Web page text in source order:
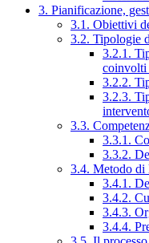
3. Pianificazione,
3.1. Obiettivi
3.2. Tipologie
3.2.1.
coinvolti
3.2.2.
3.2.3.
3.3.
3.3.1.
3.3.2.
3.4. Metodo di
3.4.1.
3.4.2.
3.4.3.
3.4.4.